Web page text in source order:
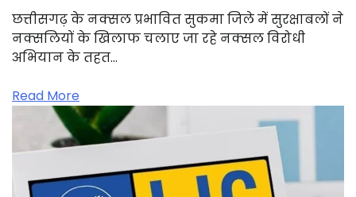
छत्तीसगढ़ के नक्सल प्रभावित सुकमा जिले में सुरक्षाबलों ने
नक्सलियों के खिलाफ चलाए जा रहे नक्सल विरोधी
अभियान के तहत…
Read More